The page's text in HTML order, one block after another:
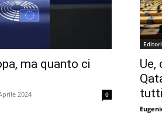
ma quanto ci
2024 0
Ue,
tutti